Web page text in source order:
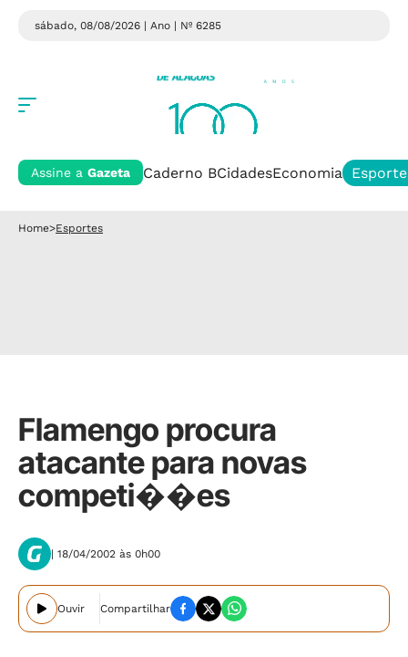
sábado, 08/08/2026 | Ano | Nº 6285
Assine a Gazeta Caderno BCidadesEconomia
Home>Esportes
Flamengo procura
atacante para novas
competi��es
| 18/04/2002 às 0h00
Ouvir Compartilhar